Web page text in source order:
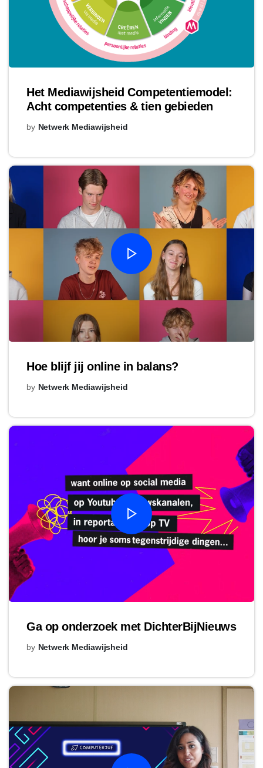
Het Mediawijsheid Competentiemodel:
Acht competenties & tien gebieden
by Netwerk Mediawijsheid
Hoe blijf jij online in balans?
by Netwerk Mediawijsheid
Ga op onderzoek met DichterBijNieuws
by Netwerk Mediawijsheid